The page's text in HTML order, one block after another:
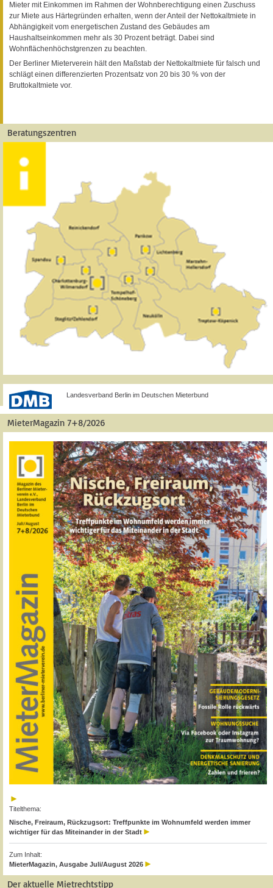
Mieter mit Einkommen im Rahmen der Wohnberechtigung einen Zuschuss
zur Miete aus Härtegründen erhalten, wenn der Anteil der Nettokaltmiete in
Abhängigkeit vom energetischen Zustand des Gebäudes am
Haushaltseinkommen mehr als 30 Prozent beträgt. Dabei sind
Wohnflächenhöchstgrenzen zu beachten.
Der Berliner Mieterverein hält den Maßstab der Nettokaltmiete für falsch und
schlägt einen differenzierten Prozentsatz von 20 bis 30 % von der
Bruttokaltmiete vor.
Beratungszentren
Landesverband Berlin im Deutschen Mieterbund
MieterMagazin 7+8/2026
Titelthema:
Nische, Freiraum, Rückzugsort: Treffpunkte im Wohnumfeld werden immer
wichtiger für das Miteinander in der Stadt
Zum Inhalt:
MieterMagazin, Ausgabe Juli/August 2026
Der aktuelle Mietrechtstipp